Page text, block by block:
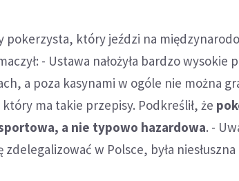
pokerzysta, który jeździ na
- Ustawa nałożyła bardzo wysokie
a poza kasynami w ogóle nie można
ma takie przepisy. Podkreślił, że
a nie typowo hazardowa. -
w Polsce, była niesłuszna